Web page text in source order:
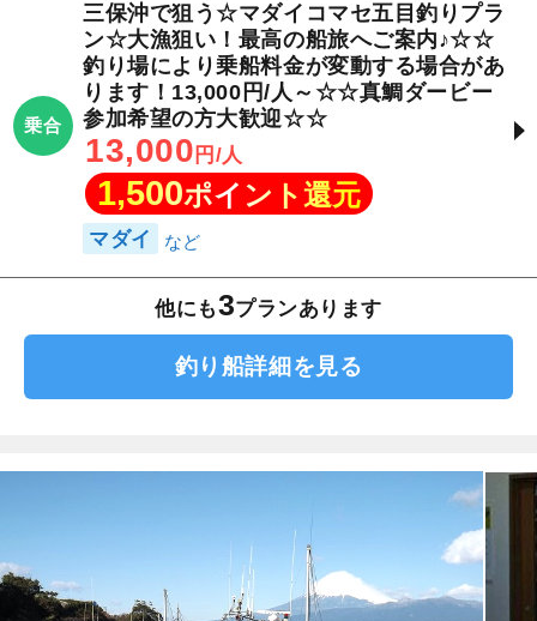
乗合
三保沖で狙う☆マダイコマセ五目釣りプラ
ン☆大漁狙い！最高の船旅へご案内♪☆☆
釣り場により乗船料金が変動する場合があ
ります！13,000円/人～☆☆真鯛ダービー
参加希望の方大歓迎☆☆
13,000 円/人
1,500ポイント還元
マダイ
他にも3プランあります
釣り船詳細を見る